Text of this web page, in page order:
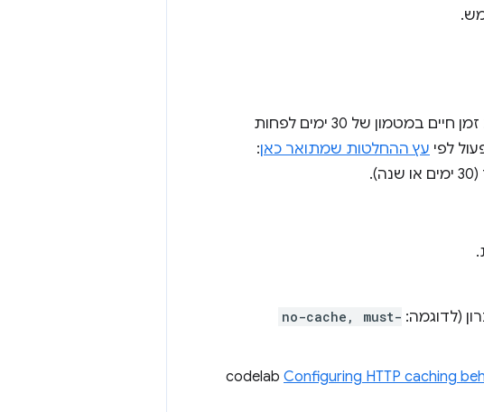
לכל הבקשות של משאבי משנה שאפשר לשמור במטמון צריך להיות זמן חיים במטמון של 30 ימים לפחות
עץ ההחלטות שמתואר כאן:
(לדוגמה: no-cache, must-
Configuring HTTP caching